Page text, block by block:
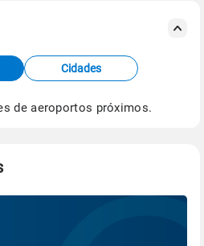
de estações
do Centro de Previsão
(CPTEC).
Cidades
de aeroportos próximos.